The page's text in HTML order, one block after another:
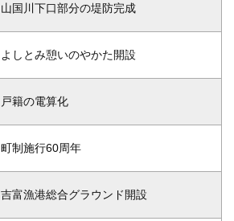
山国川下口部分の堤防完成
よしとみ憩いのやかた開設
戸籍の電算化
町制施行60周年
吉富漁港総合グラウンド開設